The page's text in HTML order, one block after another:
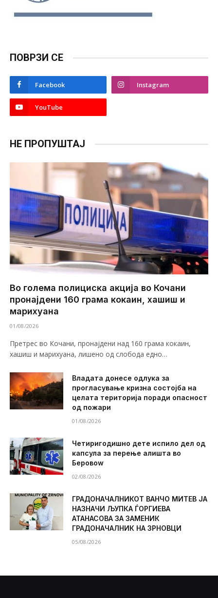
ПОВРЗИ СЕ
Facebook Instagram
YouTube
НЕ ПРОПУШТАЈ
Во голема полициска акција во Кочани
пронајдени 160 грама кокаин, хашиш и
марихуана
01/08/2026
Претрес во Кочани, пронајдени над 160 грама кокаин,
хашиш и марихуана, лишено од слобода едно…
Владата донесе одлука за
прогласување кризна состојба на
целата територија поради опасност
од пожари
01/08/2026
Четиригодишно дете испило дел од
капсула за перење алишта во
Беровоw
02/08/2026
ГРАДОНАЧАЛНИКОТ ВАНЧО МИТЕВ ЈА
НАЗНАЧИ ЉУПКА ЃОРГИЕВА
АТАНАСОВА ЗА ЗАМЕНИК
ГРАДОНАЧАЛНИК НА ЗРНОВЦИ
05/08/2026